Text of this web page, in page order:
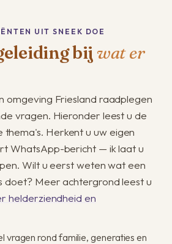
UIT SNEEK DOE
bij wat er
omgeving Friesland raadplegen
vragen. Hieronder leest u de
Herkent u uw eigen
WhatsApp-bericht — ik laat u
Wilt u eerst weten wat een
doet? Meer achtergrond leest u
helderziendheid en
vragen rond familie, generaties en